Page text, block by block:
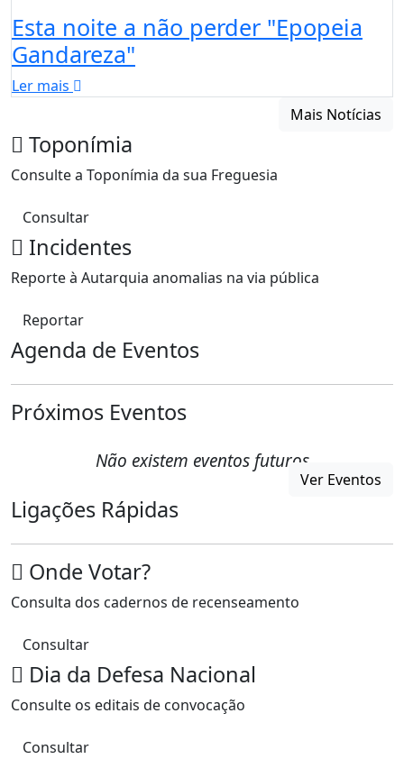
Esta noite a não perder "Epopeia
Gandareza"
Ler mais
Mais Notícias
Toponímia
Consulte a Toponímia da sua Freguesia
Consultar
Incidentes
Reporte à Autarquia anomalias na via pública
Reportar
Agenda de Eventos
Próximos Eventos
Não existem eventos futuros
Ver Eventos
Ligações Rápidas
Onde Votar?
Consulta dos cadernos de recenseamento
Consultar
Dia da Defesa Nacional
Consulte os editais de convocação
Consultar